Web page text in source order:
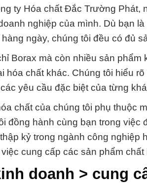
ty Hóa chất Đắc Trường Phát,
nghiệp của mình. Dù bạn
ngày, chúng tôi đều có đủ
Borax mà còn nhiều sản
hóa chất khác. Chúng tôi hiểu
yêu cầu đặc biệt của từng
chất của chúng tôi phụ thuộc
đồng hành cùng bạn trong
kỷ trong ngành công
cung cấp các sản phẩm
doanh > cung